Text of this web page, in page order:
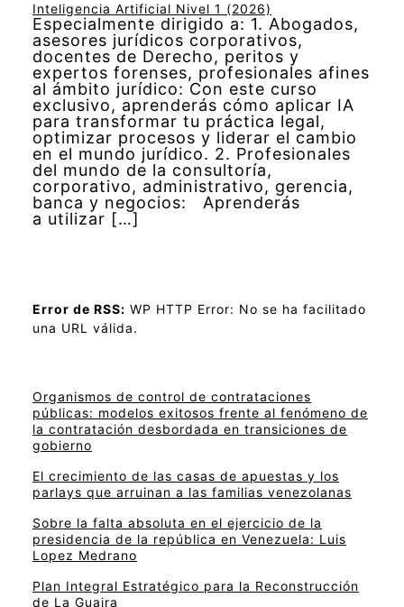
Inteligencia Artificial Nivel 1 (2026)
Especialmente dirigido a: 1. Abogados,
asesores jurídicos corporativos,
docentes de Derecho, peritos y
expertos forenses, profesionales afines
al ámbito jurídico: Con este curso
exclusivo, aprenderás cómo aplicar IA
para transformar tu práctica legal,
optimizar procesos y liderar el cambio
en el mundo jurídico. 2. Profesionales
del mundo de la consultoría,
corporativo, administrativo, gerencia,
banca y negocios: Aprenderás
a utilizar […]
Error de RSS: WP HTTP Error: No se ha facilitado
una URL válida.
Organismos de control de contrataciones
públicas: modelos exitosos frente al fenómeno de
la contratación desbordada en transiciones de
gobierno
El crecimiento de las casas de apuestas y los
parlays que arruinan a las familias venezolanas
Sobre la falta absoluta en el ejercicio de la
presidencia de la república en Venezuela: Luis
Lopez Medrano
Plan Integral Estratégico para la Reconstrucción
de La Guaira